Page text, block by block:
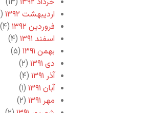
اردیبهشت ۱۳۹۲
(۴)
فروردین ۱۳۹۲
(۴)
اسفند ۱۳۹۱
(۴)
بهمن ۱۳۹۱
(۵)
دی ۱۳۹۱
(۲)
آذر ۱۳۹۱
(۴)
آبان ۱۳۹۱
(۱)
مهر ۱۳۹۱
(۲)